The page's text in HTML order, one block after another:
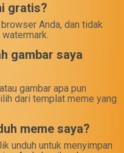
gratis?
Anda, dan tidak
gambar saya
gambar apa pun
dari templat meme yang
meme saya?
unduh untuk menyimpan